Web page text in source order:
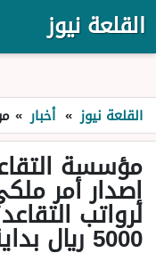
القلعة نيوز
القلعة نيوز » أخبار »
مؤسسة
إصدار أمر
لرواتب
5000 ريال بداية يناير